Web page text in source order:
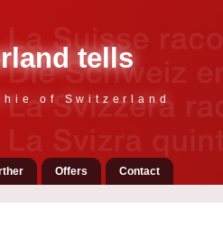
tells
of Switzerland
Offers Contact